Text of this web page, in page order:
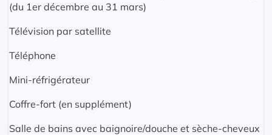
(du 1er décembre au 31 mars)
Télévision par satellite
Téléphone
Mini-réfrigérateur
Coffre-fort (en supplément)
Salle de bains avec baignoire/douche et sèche-cheveux